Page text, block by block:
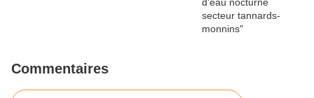
Commentaires